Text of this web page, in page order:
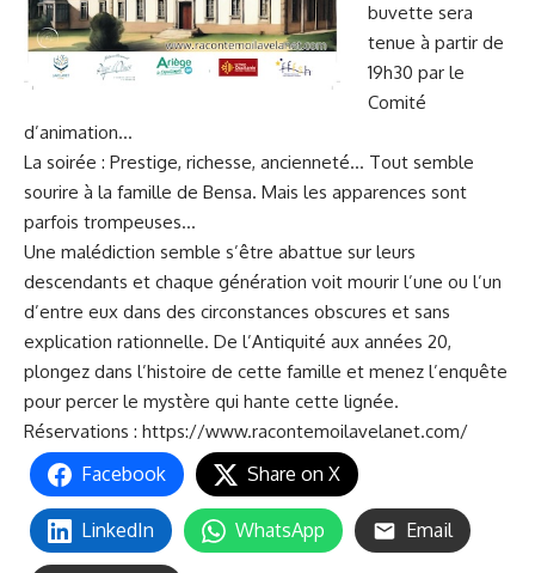
buvette sera
tenue à partir de
19h30 par le
Comité
d’animation…
La soirée : Prestige, richesse, ancienneté… Tout semble
sourire à la famille de Bensa. Mais les apparences sont
parfois trompeuses…
Une malédiction semble s’être abattue sur leurs
descendants et chaque génération voit mourir l’une ou l’un
d’entre eux dans des circonstances obscures et sans
explication rationnelle. De l’Antiquité aux années 20,
plongez dans l’histoire de cette famille et menez l’enquête
pour percer le mystère qui hante cette lignée.
Réservations : https://www.racontemoilavelanet.com/
Facebook Share on X
LinkedIn WhatsApp Email